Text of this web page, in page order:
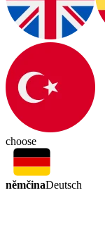
choose
němčinaDeutsch